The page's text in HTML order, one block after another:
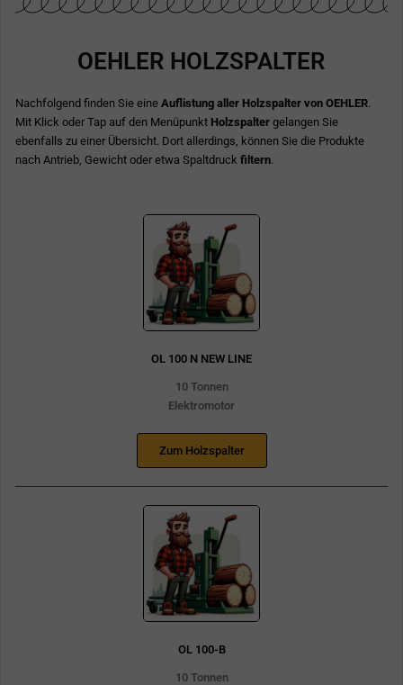
OEHLER HOLZSPALTER
Nachfolgend finden Sie eine Auflistung aller Holzspalter von OEHLER.
Mit Klick oder Tap auf den Menüpunkt Holzspalter gelangen Sie
ebenfalls zu einer Übersicht. Dort allerdings, können Sie die Produkte
nach Antrieb, Gewicht oder etwa Spaltdruck filtern.
OL 100 N NEW LINE
10 Tonnen
Elektromotor
Zum Holzspalter
OL 100-B
10 Tonnen